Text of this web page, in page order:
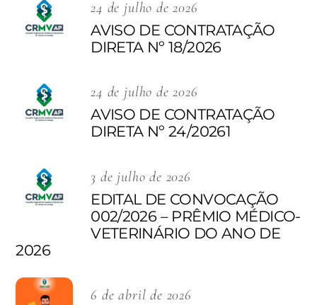
24 de julho de 2026
AVISO DE CONTRATAÇÃO
DIRETA Nº 18/2026
24 de julho de 2026
AVISO DE CONTRATAÇÃO
DIRETA Nº 24/20261
3 de julho de 2026
EDITAL DE CONVOCAÇÃO
002/2026 – PRÊMIO MÉDICO-
VETERINÁRIO DO ANO DE
2026
6 de abril de 2026